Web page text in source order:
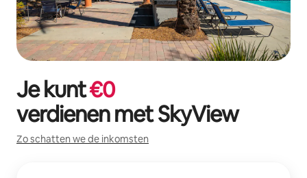
Je kunt€0
verdienen metSkyView
Zo schatten we de inkomsten